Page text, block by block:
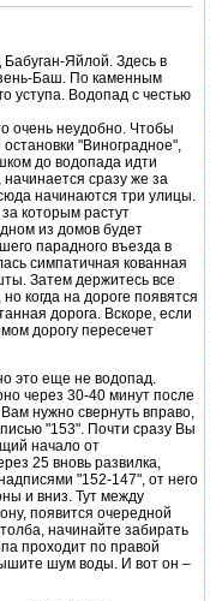
Яйлой. Здесь в
Баш. По каменным
уступа. Водопад с честью
очень неудобно. Чтобы
"Виноградное",
до водопада идти
сразу же за
начинаются три улицы.
которым растут
из домов будет
парадного въезда в
симпатичная кованная
Затем держитесь все
когда на дороге появятся
дорога. Вскоре, если
дорогу пересечет
это еще не водопад.
через 30-40 минут после
нужно свернуть вправо,
"153". Почти сразу Вы
начало от
25 вновь развилка,
"152-147", от него
и вниз. Тут между
появится очередной
начинайте забирать
проходит по правой
шум воды. И вот он –